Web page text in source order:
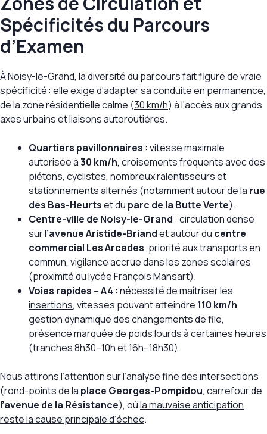
Spécificités du Parcours
d’Examen
À Noisy-le-Grand, la diversité du parcours fait figure de vraie
spécificité : elle exige d’adapter sa conduite en permanence,
de la zone résidentielle calme (30 km/h) à l’accès aux grands
axes urbains et liaisons autoroutières.
Quartiers pavillonnaires : vitesse maximale
autorisée à30 km/h, croisements fréquents avec des
piétons, cyclistes, nombreux ralentisseurs et
stationnements alternés (notamment autour de la rue
des Bas-Heurtset du parc de la Butte Verte).
Centre-ville de Noisy-le-Grand : circulation dense
surl’avenue Aristide-Briandet autour du centre
commercial Les Arcades, priorité aux transports en
commun, vigilance accrue dans les zones scolaires
(proximité du lycée François Mansart).
Voies rapides – A4 : nécessité demaîtriser les
insertions, vitesses pouvant atteindre 110 km/h,
gestion dynamique des changements de file,
présence marquée de poids lourds à certaines heures
(tranches 8h30–10h et 16h–18h30).
Nous attirons l’attention sur l’analyse fine des intersections
(rond-points de la place Georges-Pompidou, carrefour de
l’avenue de la Résistance), oùla mauvaise anticipation
reste la cause principale d’échec.